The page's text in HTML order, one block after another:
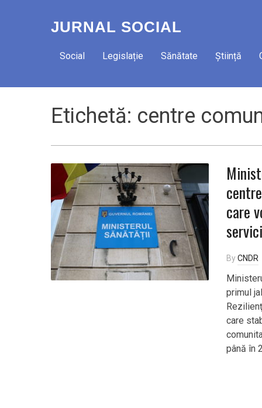
JURNAL SOCIAL
Social Legislație Sănătate Știință
Etichetă: centre
care
ByCNDR
primul
care
până în